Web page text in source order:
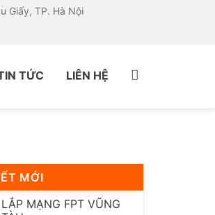
Giấy, TP. Hà Nội
TỨC LIÊN HỆ
MỚI
LẮP MẠNG FPT VŨNG